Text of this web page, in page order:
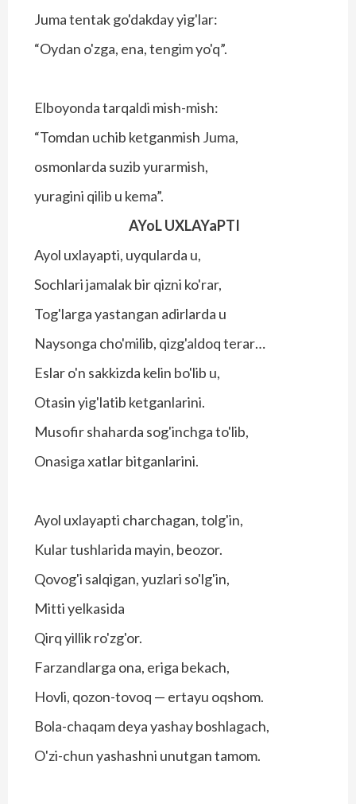
Juma tentak go'dakday yig'lar:
“Oydan o'zga, ena, tengim yo'q”.
Elboyonda tarqaldi mish-mish:
“Tomdan uchib ketganmish Juma,
osmonlarda suzib yurarmish,
yuragini qilib u kema”.
AYoL UXLAYaPTI
Ayol uxlayapti, uyqularda u,
Sochlari jamalak bir qizni ko'rar,
Tog'larga yastangan adirlarda u
Naysonga cho'milib, qizg'aldoq terar…
Eslar o'n sakkizda kelin bo'lib u,
Otasin yig'latib ketganlarini.
Musofir shaharda sog'inchga to'lib,
Onasiga xatlar bitganlarini.
Ayol uxlayapti charchagan, tolg'in,
Kular tushlarida mayin, beozor.
Qovog'i salqigan, yuzlari so'lg'in,
Mitti yelkasida
Qirq yillik ro'zg'or.
Farzandlarga ona, eriga bekach,
Hovli, qozon-tovoq — ertayu oqshom.
Bola-chaqam deya yashay boshlagach,
O'zi-chun yashashni unutgan tamom.